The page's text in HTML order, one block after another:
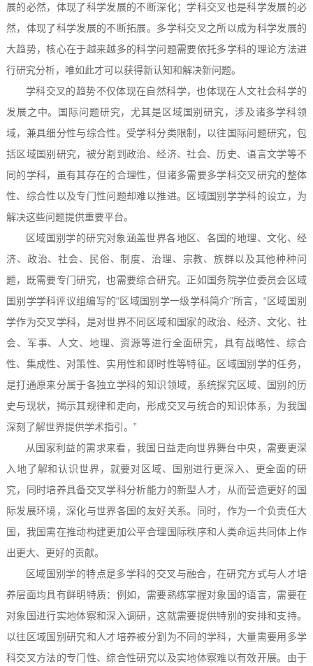
展的必然，体现了科学发展的不断深化；学科交叉也是科学发展的必
然，体现了科学发展的不断拓展。多学科交叉之所以成为科学发展的
大趋势，核心在于越来越多的科学问题需要依托多学科的理论方法进
行研究分析，唯如此才可以获得新认知和解决新问题。
学科交叉的趋势不仅体现在自然科学，也体现在人文社会科学的
发展之中。国际问题研究，尤其是区域国别研究，涉及诸多学科领
域，兼具细分性与综合性。受学科分类限制，以往国际问题研究，包
括区域国别研究，被分割到政治、经济、社会、历史、语言文学等不
同的学科，虽有其存在的合理性，但诸多需要多学科交叉研究的整体
性、综合性以及专门性问题却难以推进。区域国别学学科的设立，为
解决这些问题提供重要平台。
区域国别学的研究对象涵盖世界各地区、各国的地理、文化、经
济、政治、社会、民俗、制度、治理、宗教、族群以及其他种种问
题，既需要专门研究，也需要综合研究。正如国务院学位委员会区域
国别学学科评议组编写的“区域国别学一级学科简介”所言，“区域国别
学作为交叉学科，是对世界不同区域和国家的政治、经济、文化、社
会、军事、人文、地理、资源等进行全面研究，具有战略性、综合
性、集成性、对策性、实用性和即时性等特征。区域国别学的任务，
是打通原来分属于各独立学科的知识领域，系统探究区域、国别的历
史与现状，揭示其规律和走向，形成交叉与统合的知识体系，为我国
深刻了解世界提供学术指引。”
从国家利益的需求来看，我国日益走向世界舞台中央，需要更深
入地了解和认识世界，就要对区域、国别进行更深入、更全面的研
究，同时培养具备交叉学科分析能力的新型人才，从而营造更好的国
际发展环境，深化与世界各国的友好关系。同时，作为一个负责任大
国，我国需在推动构建更加公平合理国际秩序和人类命运共同体上作
出更大、更好的贡献。
区域国别学的特点是多学科的交叉与融合，在研究方式与人才培
养层面均具有鲜明特质：例如，需要熟练掌握对象国的语言，需要在
对象国进行实地体察和深入调研，这就需要提供特别的安排和支持。
以往区域国别研究和人才培养被分割为不同的学科，大量需要用多学
科交叉方法的专门性、综合性研究以及实地体察难以有效开展。由于